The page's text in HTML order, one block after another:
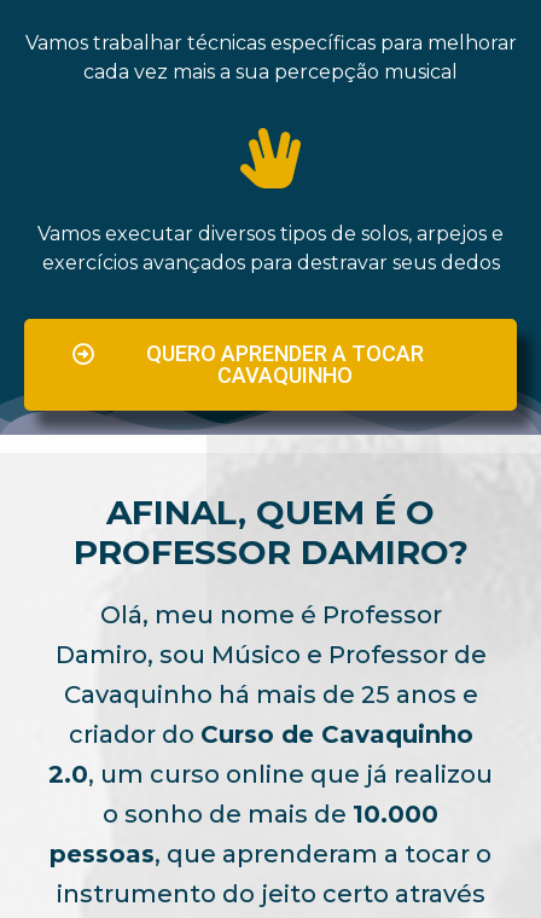
Vamos trabalhar técnicas específicas para melhorar
cada vez mais a sua percepção musical
Vamos executar diversos tipos de solos, arpejos e
exercícios avançados para destravar seus dedos
QUERO APRENDER A TOCAR
CAVAQUINHO
AFINAL, QUEM É O
PROFESSOR DAMIRO?
Olá, meu nome é Professor
Damiro, sou Músico e Professor de
Cavaquinho há mais de 25 anos e
criador do Curso de Cavaquinho
2.0, um curso online que já realizou
o sonho de mais de 10.000
pessoas, que aprenderam a tocar o
instrumento do jeito certo através